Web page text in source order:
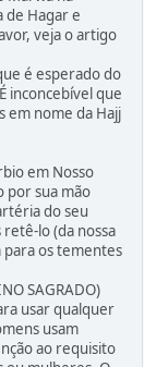
de Hagar e
veja o artigo
é esperado do
inconcebível que
em nome da Hajj
em Nosso
por sua mão
do seu
lo (da nossa
para os tementes
SAGRADO)
usar qualquer
usam
ao requisito